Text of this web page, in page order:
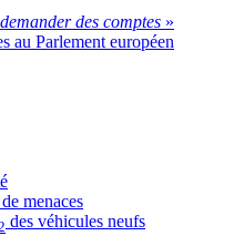
des comptes »
au Parlement européen
menaces
des véhicules neufs